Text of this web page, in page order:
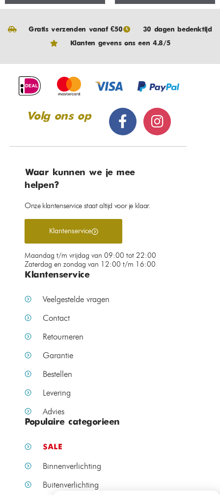
Gratis verzenden vanaf €50
30 dagen bedenktijd
Klanten gevens ons een 4.8/5
Volg ons op
Waar kunnen we je mee
helpen?
Onze klantenservice staat altijd voor je klaar.
Klantenservice
Maandag t/m vrijdag van 09:00 tot 22:00
Zaterdag en zondag van 12:00 t/m 16:00
Klantenservice
Veelgestelde vragen
Contact
Retourneren
Garantie
Bestellen
Levering
Advies
Populaire categorieen
SALE
Binnenverlichting
Buitenverlichting